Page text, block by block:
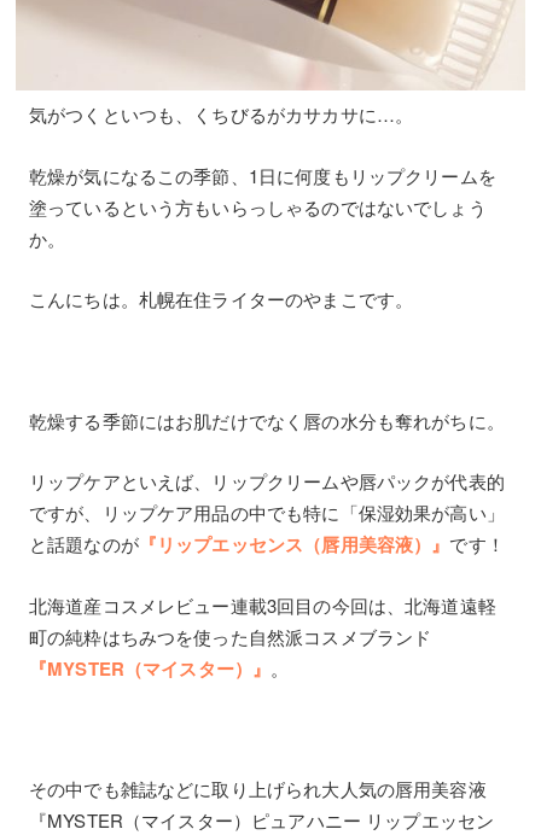
気がつくといつも、くちびるがカサカサに…。
乾燥が気になるこの季節、1日に何度もリップクリームを
塗っているという方もいらっしゃるのではないでしょう
か。
こんにちは。札幌在住ライターのやまこです。
乾燥する季節にはお肌だけでなく唇の水分も奪れがちに。
リップケアといえば、リップクリームや唇パックが代表的
ですが、リップケア用品の中でも特に「保湿効果が高い」
と話題なのが『リップエッセンス（唇用美容液）』 です！
北海道産コスメレビュー連載3回目の今回は、北海道遠軽
町の純粋はちみつを使った自然派コスメブランド
『MYSTER（マイスター）』 。
その中でも雑誌などに取り上げられ大人気の唇用美容液
『MYSTER（マイスター）ピュアハニー リップエッセン